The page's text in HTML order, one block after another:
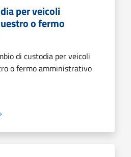
per veicoli
o fermo
di custodia per veicoli
o fermo amministrativo